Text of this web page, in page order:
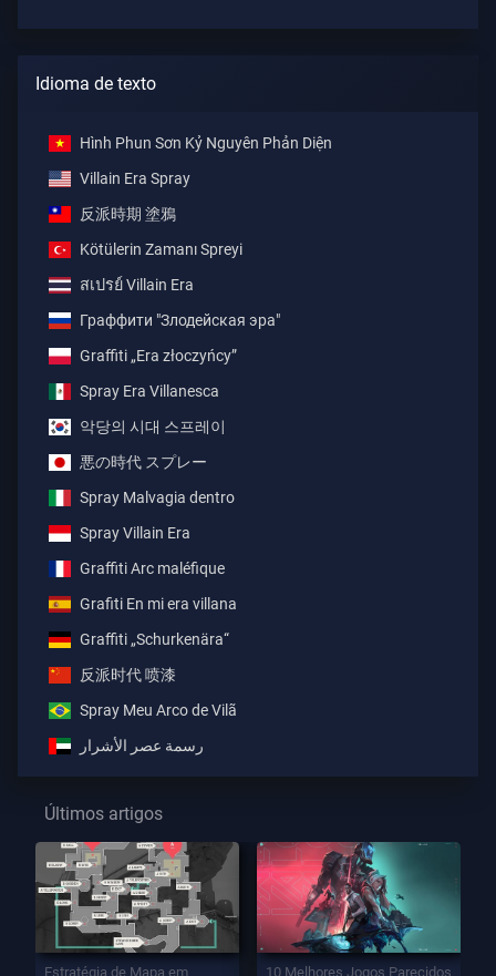
Idioma de texto
Hình Phun Sơn Kỷ Nguyên Phản Diện
Villain Era Spray
反派時期 塗鴉
Kötülerin Zamanı Spreyi
สเปรย์ Villain Era
Граффити "Злодейская эра"
Graffiti „Era złoczyńcy”
Spray Era Villanesca
악당의 시대 스프레이
悪の時代 スプレー
Spray Malvagia dentro
Spray Villain Era
Graffiti Arc maléfique
Grafiti En mi era villana
Graffiti „Schurkenära“
反派时代 喷漆
Spray Meu Arco de Vilã
رسمة عصر الأشرار
Últimos artigos
Estratégia de Mapa em 10 Melhores Jogos Parecidos